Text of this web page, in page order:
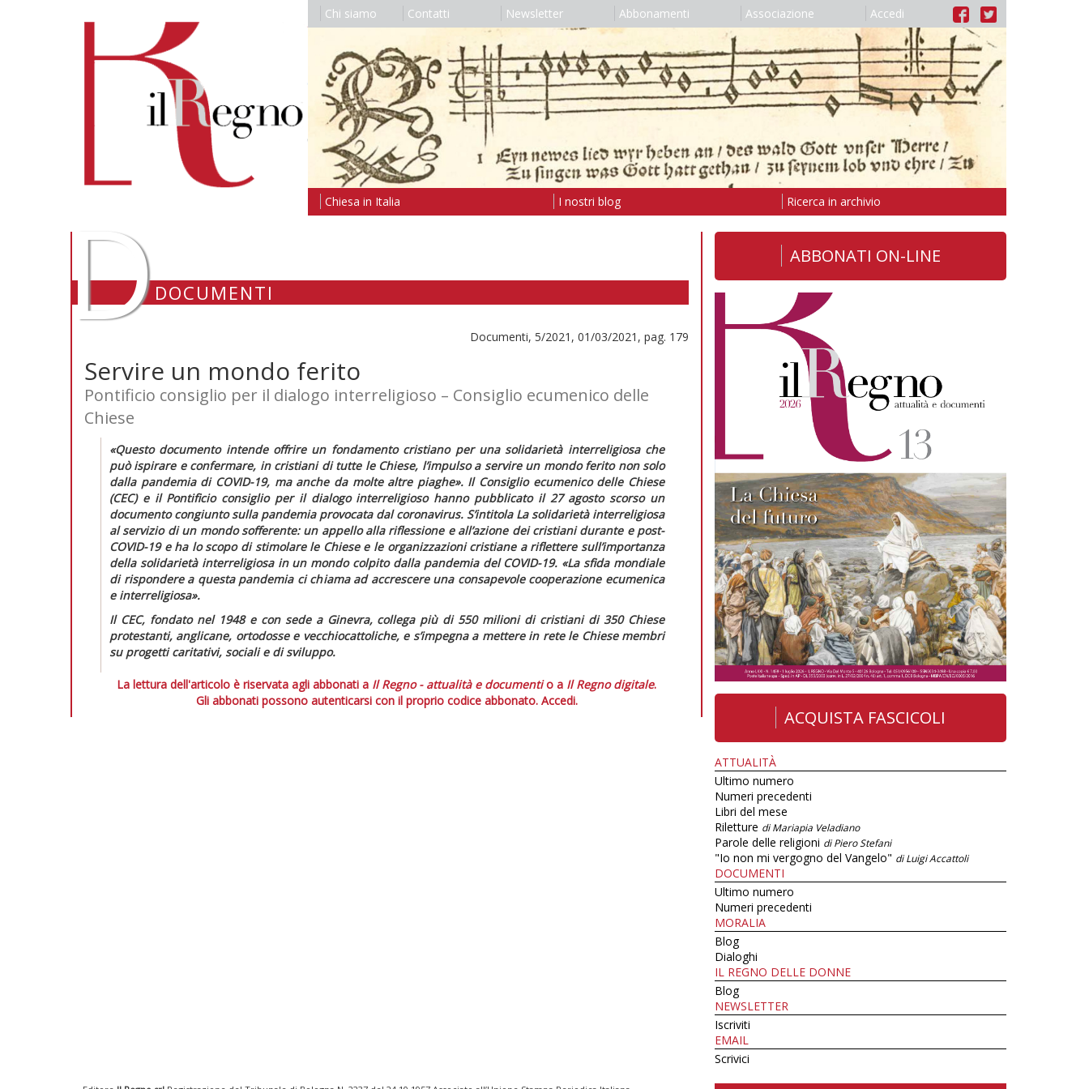
Chi siamo Contatti Newsletter Abbonamenti Associazione Accedi
Chiesa in Italia I nostri blog Ricerca in archivio
DDOCUMENTI
Documenti, 5/2021, 01/03/2021, pag. 179
Servire un mondo ferito
Pontificio consiglio per il dialogo interreligioso – Consiglio ecumenico delle
Chiese
«Questo documento intende offrire un fondamento cristiano per una solidarietà interreligiosa che
può ispirare e confermare, in cristiani di tutte le Chiese, l’impulso a servire un mondo ferito non solo
dalla pandemia di COVID-19, ma anche da molte altre piaghe». Il Consiglio ecumenico delle Chiese
(CEC) e il Pontificio consiglio per il dialogo interreligioso hanno pubblicato il 27 agosto scorso un
documento congiunto sulla pandemia provocata dal coronavirus. S’intitola La solidarietà interreligiosa
al servizio di un mondo sofferente: un appello alla riflessione e all’azione dei cristiani durante e post-
COVID-19 e ha lo scopo di stimolare le Chiese e le organizzazioni cristiane a riflettere sull’importanza
della solidarietà interreligiosa in un mondo colpito dalla pandemia del COVID-19. «La sfida mondiale
di rispondere a questa pandemia ci chiama ad accrescere una consapevole cooperazione ecumenica
e interreligiosa».
Il CEC, fondato nel 1948 e con sede a Ginevra, collega più di 550 milioni di cristiani di 350 Chiese
protestanti, anglicane, ortodosse e vecchiocattoliche, e s’impegna a mettere in rete le Chiese membri
su progetti caritativi, sociali e di sviluppo.
La lettura dell'articolo è riservata agli abbonati a Il Regno - attualità e documentio a Il Regno digitale.
Gli abbonati possono autenticarsi con il proprio codice abbonato. Accedi.
ABBONATI ON-LINE
ACQUISTA FASCICOLI
ATTUALITÀ
Ultimo numero
Numeri precedenti
Libri del mese
Riletture di Mariapia Veladiano
Parole delle religioni di Piero Stefani
"Io non mi vergogno del Vangelo" di Luigi Accattoli
DOCUMENTI
Ultimo numero
Numeri precedenti
MORALIA
Blog
Dialoghi
IL REGNO DELLE DONNE
Blog
NEWSLETTER
Iscriviti
EMAIL
Scrivici